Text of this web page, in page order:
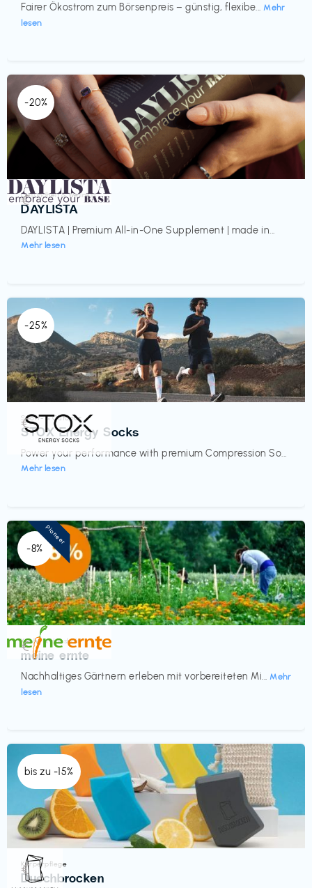
Fairer Ökostrom zum Börsenpreis – günstig, flexibe... Mehr
lesen
-20%
Gesundheit & Wellness
DAYLISTA
DAYLISTA | Premium All-in-One Supplement | made in...
Mehr lesen
€‎
-25%
Sport- & Outdoor
STOX Energy Socks
Power your performance with premium Compression So...
Mehr lesen
€‎
-8%
Küche & Haushalt
meine ernte
Nachhaltiges Gärtnern erleben mit vorbereiteten Mi... Mehr
lesen
€‎
Pioneer
bis zu -15%
Körperpflege
Duschbrocken
€‎